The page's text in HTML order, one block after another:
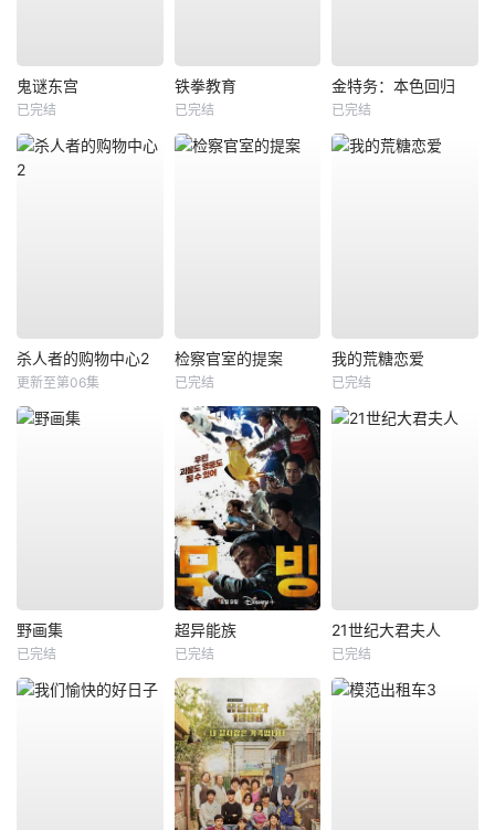
鬼谜东宫
已完结
铁拳教育
已完结
金特务：本色回归
已完结
杀人者的购物中心2
更新至第06集
检察官室的提案
已完结
我的荒糖恋爱
已完结
野画集
已完结
超异能族
已完结
21世纪大君夫人
已完结